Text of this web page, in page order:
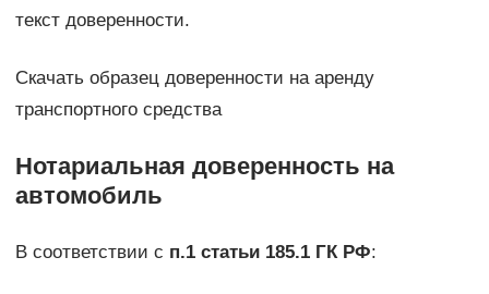
текст доверенности.
Скачать образец доверенности на аренду
транспортного средства
Нотариальная доверенность на
автомобиль
В соответствии с п.1 статьи 185.1 ГК РФ: